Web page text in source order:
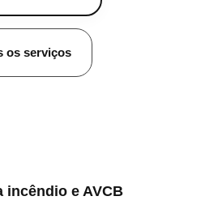
os serviços
incêndio e AVCB